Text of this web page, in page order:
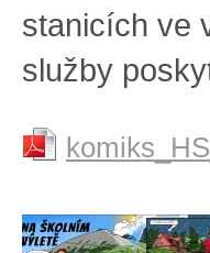
stanicích ve
služby